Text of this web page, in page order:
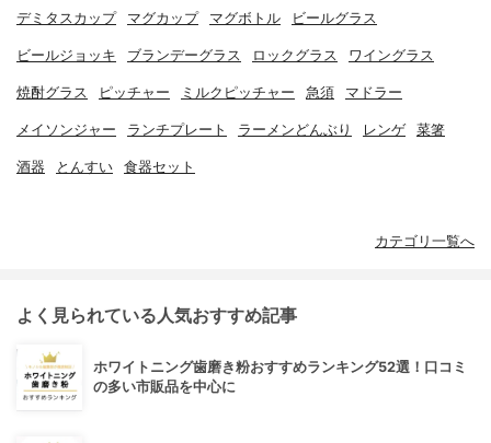
デミタスカップ マグカップ マグボトル ビールグラス
ビールジョッキ ブランデーグラス ロックグラス ワイングラス
焼酎グラス ピッチャー ミルクピッチャー 急須 マドラー
メイソンジャー ランチプレート ラーメンどんぶり レンゲ 菜箸
酒器 とんすい 食器セット
カテゴリ一覧へ
よく見られている人気おすすめ記事
ホワイトニング歯磨き粉おすすめランキング52選！口コミ
の多い市販品を中心に